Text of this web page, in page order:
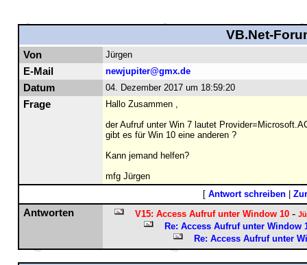
VB.Net-
Von Jürgen
E-Mail newjupiter@gmx.de
Datum 04. Dezember 2017 um 18:59:20
Frage
Hallo Zusammen ,
der Aufruf unter Win 7 lautet
gibt es für Win 10 eine anderen ?
Kann jemand helfen?
mfg Jürgen
[ Antwort schreiben|
Antworten V15: Access Aufruf unter Window 10-
Re: Access Aufruf unter Window
Re: Access Aufruf unter